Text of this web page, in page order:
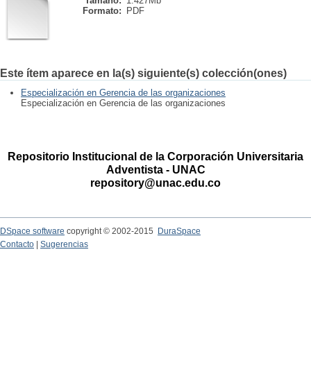
Formato:
PDF
Este ítem aparece en la(s) siguiente(s) colección(ones)
Especialización en Gerencia de las organizaciones
Especialización en Gerencia de las organizaciones
Repositorio Institucional de la Corporación Universitaria
Adventista - UNAC
repository@unac.edu.co
DSpace software copyright © 2002-2015
DuraSpace
Contacto
Sugerencias